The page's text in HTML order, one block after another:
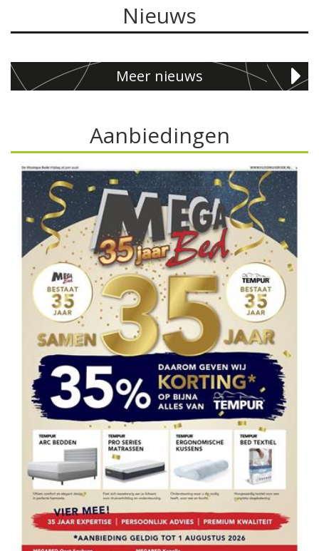
Nieuws
Meer nieuws
Aanbiedingen